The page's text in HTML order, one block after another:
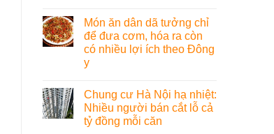
Món ăn dân dã tưởng chỉ
để đưa cơm, hóa ra còn
có nhiều lợi ích theo Đông
y
Chung cư Hà Nội hạ nhiệt:
Nhiều người bán cắt lỗ cả
tỷ đồng mỗi căn